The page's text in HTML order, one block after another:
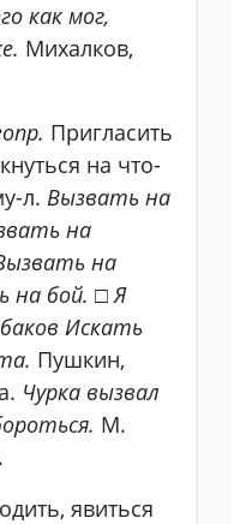
как мог,
Михалков,
Пригласить
на что-
л. Вызвать на
на
на
на бой. □Я
Искать
Пушкин,
Чурка вызвал
М.
явиться